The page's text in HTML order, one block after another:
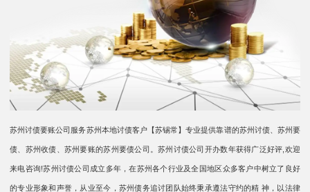
苏州讨债要账公司服务苏州本地讨债客户【苏锡常】专业提供靠谱的苏州讨债、苏州要
债、苏州收债、苏州要账的苏州要债公司。苏州讨债公司开办数年获得广泛好评,欢迎
来电咨询!苏州讨债公司成立多年，在苏州各个行业及全国地区众多客户中树立了良好
的专业形象和声誉，从业至今，苏州债务追讨团队始终秉承遵法守约的精 神，以法律